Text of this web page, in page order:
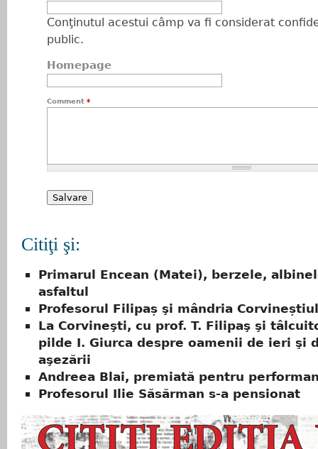
Conţinutul acestui câmp va fi considerat
public.
Homepage
Comment *
Citiţi şi:
Primarul Encean (Matei), berzele,
asfaltul
Profesorul Filipaș şi mândria
La Corvineşti, cu prof. T. Filipaş şi
pilde I. Giurca despre oamenii de ieri şi
aşezării
Andreea Blai, premiată pentru
Profesorul Ilie Săsărman s-a pensionat